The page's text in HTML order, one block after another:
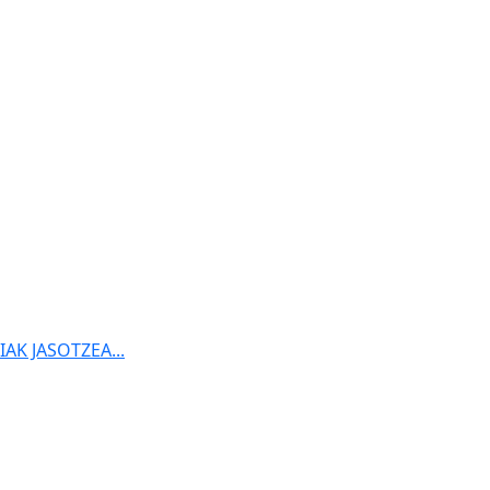
JASOTZEA...